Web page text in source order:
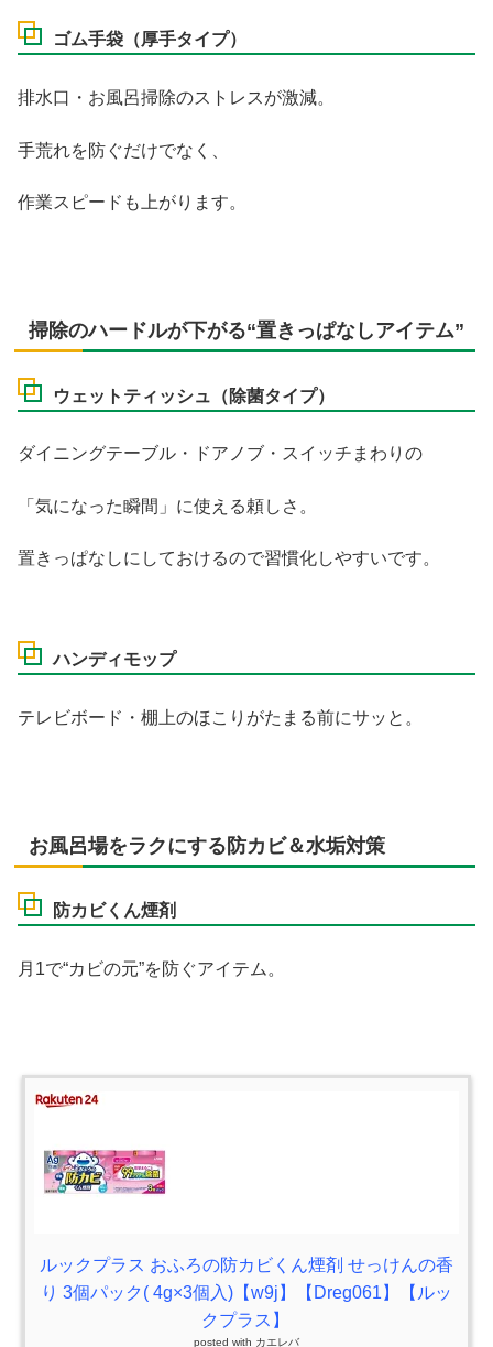
ゴム手袋（厚手タイプ）
排水口・お風呂掃除のストレスが激減。
手荒れを防ぐだけでなく、
作業スピードも上がります。
掃除のハードルが下がる“置きっぱなしアイテム”
ウェットティッシュ（除菌タイプ）
ダイニングテーブル・ドアノブ・スイッチまわりの
「気になった瞬間」に使える頼しさ。
置きっぱなしにしておけるので習慣化しやすいです。
ハンディモップ
テレビボード・棚上のほこりがたまる前にサッと。
お風呂場をラクにする防カビ＆水垢対策
防カビくん煙剤
月1で“カビの元”を防ぐアイテム。
ルックプラス おふろの防カビくん煙剤 せっけんの香
り 3個パック( 4g×3個入)【w9j】【Dreg061】【ルッ
クプラス】
posted with カエレバ